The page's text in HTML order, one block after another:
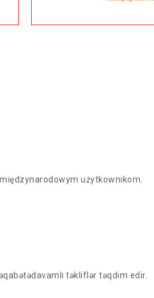
użytkownikom.
təkliflər təqdim edir.